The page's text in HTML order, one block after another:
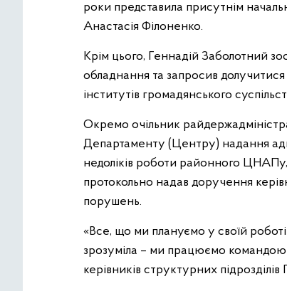
роки представила присутнім
Анастасія Філоненко.
Крім цього, Геннадій Заболотний
обладнання та запросив
інститутів громадянського
Окремо очільник
Департаменту (Центру) надання
недоліків роботи районного ЦНАПу,
протокольно надав доручення
порушень.
«Все, що ми плануємо у своїй
зрозуміла – ми працюємо командою
керівників структурних